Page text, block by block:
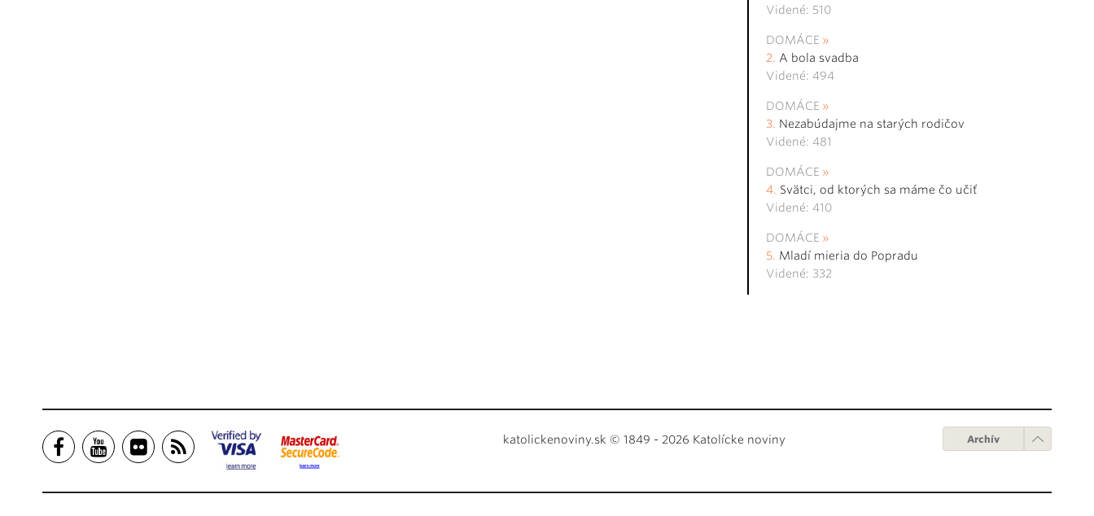
Videné: 510
DOMÁCE
A bola svadba
Videné: 494
DOMÁCE
Nezabúdajme na starých rodičov
Videné: 481
DOMÁCE
Svätci, od ktorých sa máme čo učiť
Videné: 410
DOMÁCE
Mladí mieria do Popradu
Videné: 332
katolickenoviny.sk © 1849 - 2026 Katolícke noviny Archív